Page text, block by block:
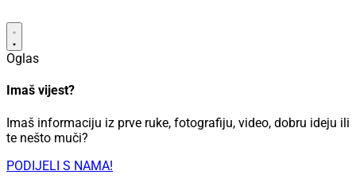
Oglas
Imaš vijest?
Imaš informaciju iz prve ruke, fotografiju, video, dobru ideju ili
te nešto muči?
PODIJELI S NAMA!